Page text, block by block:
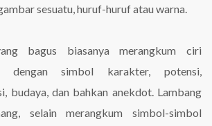
sesuatu, huruf-huruf atau warna.
bagus biasanya merangkum ciri
dengan simbol karakter, potensi,
budaya, dan bahkan anekdot. Lambang
selain merangkum simbol-simbol